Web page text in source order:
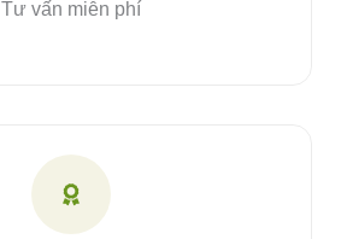
Tư vấn miễn phí